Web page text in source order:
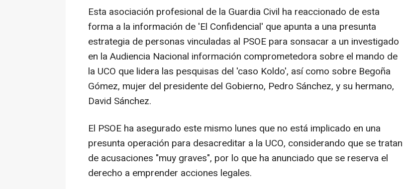
Esta asociación profesional de la Guardia Civil ha reaccionado de esta
forma a la información de 'El Confidencial' que apunta a una presunta
estrategia de personas vinculadas al PSOE para sonsacar a un investigado
en la Audiencia Nacional información comprometedora sobre el mando de
la UCO que lidera las pesquisas del 'caso Koldo', así como sobre Begoña
Gómez, mujer del presidente del Gobierno, Pedro Sánchez, y su hermano,
David Sánchez.
El PSOE ha asegurado este mismo lunes que no está implicado en una
presunta operación para desacreditar a la UCO, considerando que se tratan
de acusaciones "muy graves", por lo que ha anunciado que se reserva el
derecho a emprender acciones legales.